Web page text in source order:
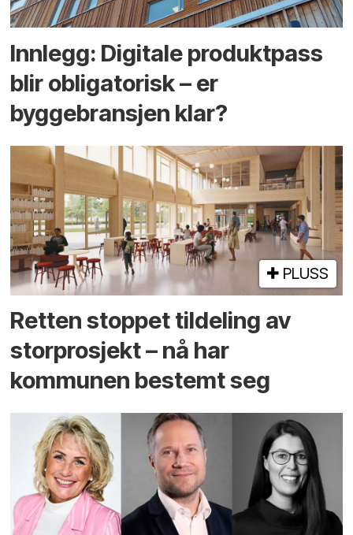
Innlegg: Digitale produktpass
blir obligatorisk – er
byggebransjen klar?
PLUSS
Retten stoppet tildeling av
storprosjekt – nå har
kommunen bestemt seg